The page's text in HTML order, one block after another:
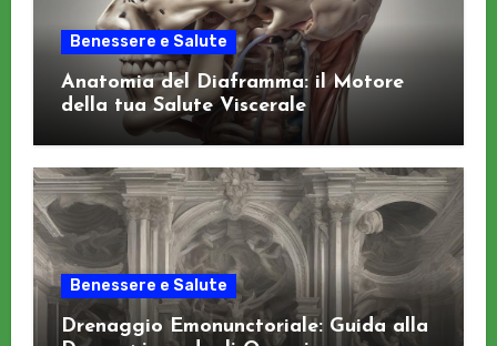
Benessere e Salute
Anatomia del Diaframma: il Motore
della tua Salute Viscerale
Benessere e Salute
Drenaggio Emonunctoriale: Guida alla